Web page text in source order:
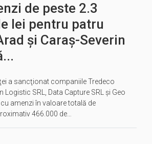
de peste 2.3
lei pentru patru
și Caraș-Severin
a sancţionat companiile Tredeco
Logistic SRL, Data Capture SRL și Geo
amenzi în valoare totală de
466.000 de…